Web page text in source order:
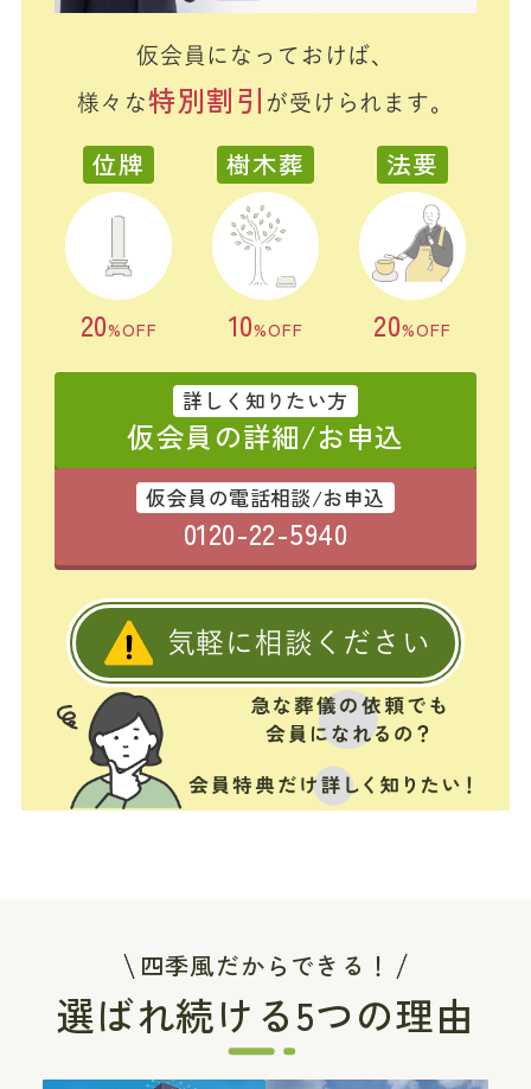
仮会員になっておけば、
様々な特別割引 が受けられます。
位牌
20%OFF
樹木葬
10%OFF
法要
20%OFF
詳しく知りたい方
仮会員の詳細/お申込
仮会員の電話相談/お申込
0120-22-5940
気軽に相談ください
四季風だからできる！
選ばれ続ける5つの理由